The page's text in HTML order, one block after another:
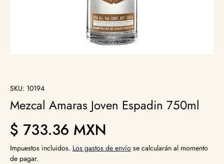
SKU: 10194
Mezcal Amaras Joven Espadin 750ml
Precio normal
$ 733.36 MXN
Impuestos incluidos. Los gastos de envío se calcularán al momento
de pagar.